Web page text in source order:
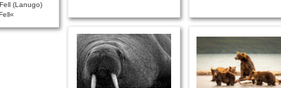
(Lanugo)